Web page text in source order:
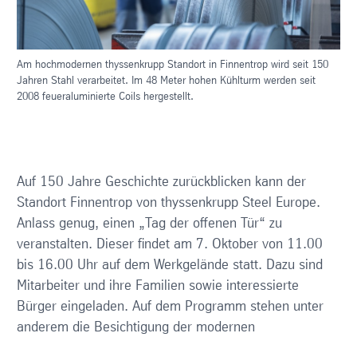
Am hochmodernen thyssenkrupp Standort in Finnentrop wird seit 150
Jahren Stahl verarbeitet. Im 48 Meter hohen Kühlturm werden seit
2008 feueraluminierte Coils hergestellt.
Auf 150 Jahre Geschichte zurückblicken kann der
Standort Finnentrop von thyssenkrupp Steel Europe.
Anlass genug, einen „Tag der offenen Tür“ zu
veranstalten. Dieser findet am 7. Oktober von 11.00
bis 16.00 Uhr auf dem Werkgelände statt. Dazu sind
Mitarbeiter und ihre Familien sowie interessierte
Bürger eingeladen. Auf dem Programm stehen unter
anderem die Besichtigung der modernen